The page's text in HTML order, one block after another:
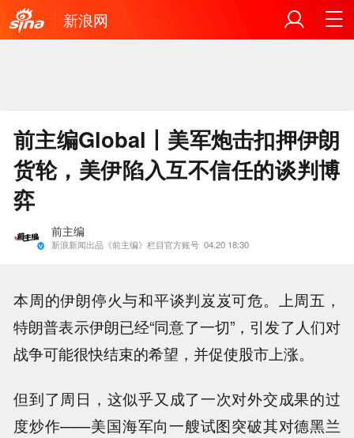
新浪网
前主编Global丨美军炮击扣押伊朗
货轮，美伊陷入互不信任的谈判博
弈
前主编
新浪新闻出品《前主编》栏目官方账号 04.20 18:30
本周的伊朗停火与和平谈判岌岌可危。上周五，
特朗普表示伊朗已经“同意了一切”，引发了人们对
战争可能很快结束的希望，并促使股市上涨。
但到了周日，这似乎又成了一次对外交成果的过
度炒作——美国海军向一艘试图突破其对德黑兰